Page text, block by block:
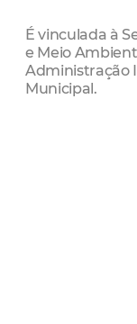
É vinculada à
e Meio
Administração
Municipal.